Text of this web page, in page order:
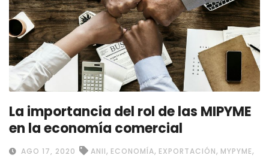
La importancia del rol de las MIPYME
en la economía comercial
AGO 17, 2020 ANII, ECONOMÍA, EXPORTACIÓN, MYPYME,